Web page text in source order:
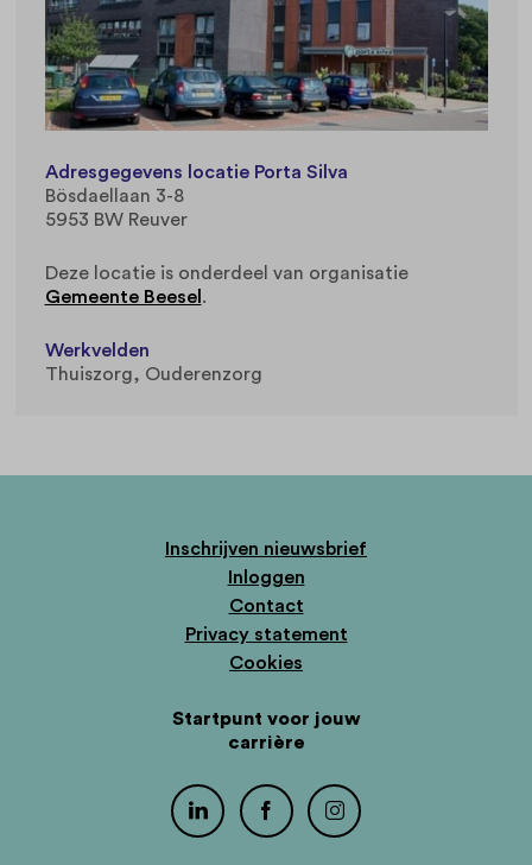
Adresgegevens locatie Porta Silva
Bösdaellaan 3-8
5953 BW Reuver
Deze locatie is onderdeel van organisatie
Gemeente Beesel .
Werkvelden
Thuiszorg
Ouderenzorg
Inschrijven nieuwsbrief
Inloggen
Contact
Privacy statement
Cookies
Startpunt voor jouw
carrière